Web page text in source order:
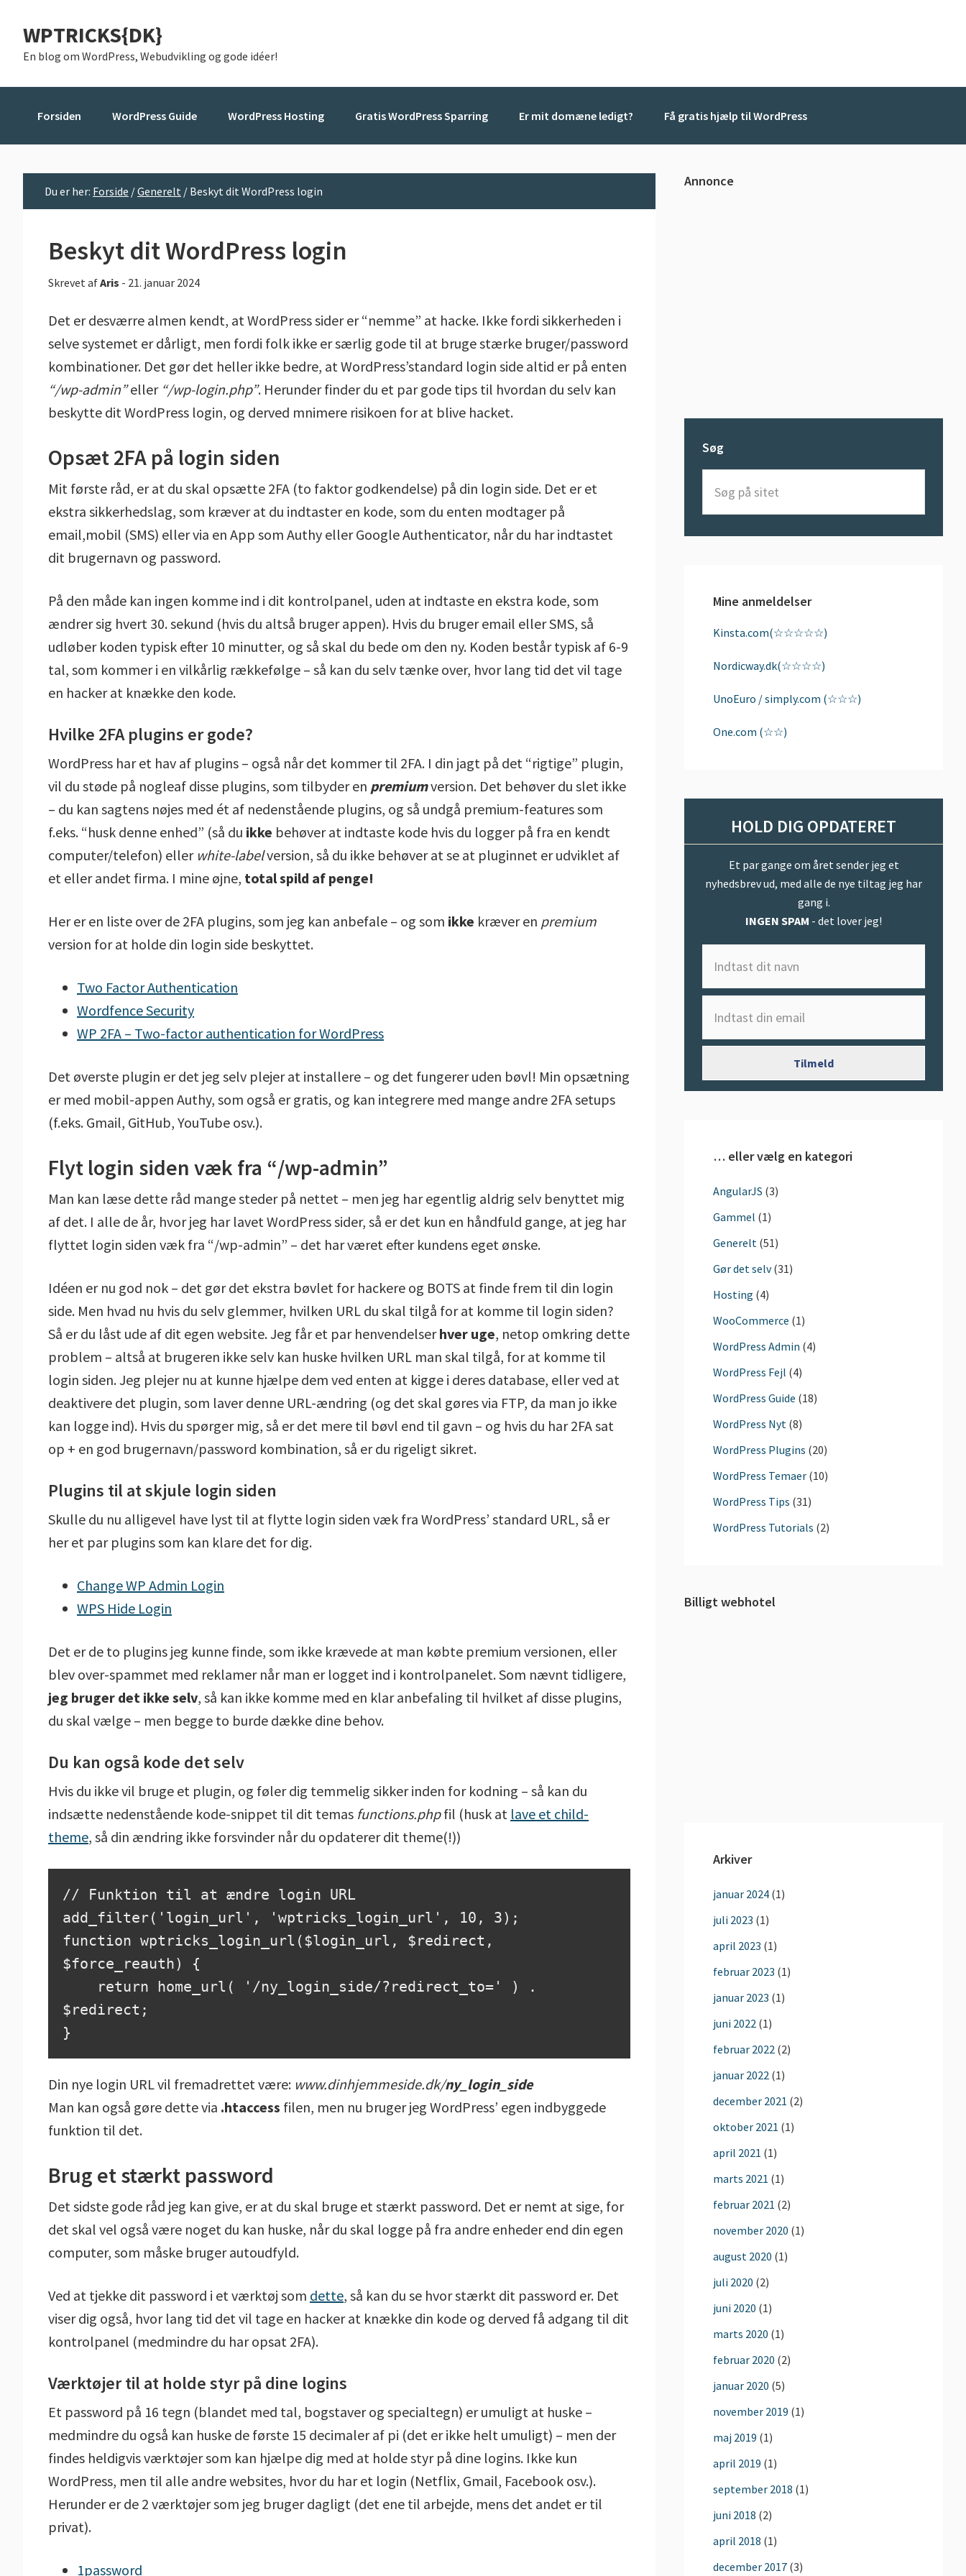
direkte
indhold
direkte
WPTRICKS{DK}
En blog om WordPress, Webudvikling og gode idéer!
Forsiden WordPress Guide WordPress Hosting Gratis WordPress Sparring Er mit domæne ledigt? Få gratis hjælp til WordPress
Du er her: Forside /Generelt / Beskyt dit WordPress login
Beskyt dit WordPress login
Skrevet afAris - 21. januar 2024
Det er desværre almen kendt, at WordPress sider er “nemme” at hacke. Ikke fordi sikkerheden i
selve systemet er dårligt, men fordi folk ikke er særlig gode til at bruge stærke bruger/password
kombinationer. Det gør det heller ikke bedre, at WordPress’standard login side altid er på enten
“/wp-admin”eller “/wp-login.php”. Herunder finder du et par gode tips til hvordan du selv kan
beskytte dit WordPress login, og derved mnimere risikoen for at blive hacket.
Opsæt 2FA på login siden
Mit første råd, er at du skal opsætte 2FA (to faktor godkendelse) på din login side. Det er et
ekstra sikkerhedslag, som kræver at du indtaster en kode, som du enten modtager på
email,mobil (SMS) eller via en App som Authy eller Google Authenticator, når du har indtastet
dit brugernavn og password.
På den måde kan ingen komme ind i dit kontrolpanel, uden at indtaste en ekstra kode, som
ændrer sig hvert 30. sekund (hvis du altså bruger appen). Hvis du bruger email eller SMS, så
udløber koden typisk efter 10 minutter, og så skal du bede om den ny. Koden består typisk af 6-9
tal, som kommer i en vilkårlig rækkefølge – så kan du selv tænke over, hvor lang tid det vil tage
en hacker at knække den kode.
Hvilke 2FA plugins er gode?
WordPress har et hav af plugins – også når det kommer til 2FA. I din jagt på det “rigtige” plugin,
vil du støde på nogleaf disse plugins, som tilbyder en premiumversion. Det behøver du slet ikke
– du kan sagtens nøjes med ét af nedenstående plugins, og så undgå premium-features som
f.eks. “husk denne enhed” (så du ikke behøver at indtaste kode hvis du logger på fra en kendt
computer/telefon) eller white-labelversion, så du ikke behøver at se at pluginnet er udviklet af
et eller andet firma. I mine øjne, total spild af penge!
Her er en liste over de 2FA plugins, som jeg kan anbefale – og som ikke kræver en premium
version for at holde din login side beskyttet.
Two Factor Authentication
Wordfence Security
WP 2FA – Two-factor authentication for WordPress
Det øverste plugin er det jeg selv plejer at installere – og det fungerer uden bøvl! Min opsætning
er med mobil-appen Authy, som også er gratis, og kan integrere med mange andre 2FA setups
(f.eks. Gmail, GitHub, YouTube osv.).
Flyt login siden væk fra “/wp-admin”
Man kan læse dette råd mange steder på nettet – men jeg har egentlig aldrig selv benyttet mig
af det. I alle de år, hvor jeg har lavet WordPress sider, så er det kun en håndfuld gange, at jeg har
flyttet login siden væk fra “/wp-admin” – det har været efter kundens eget ønske.
Idéen er nu god nok – det gør det ekstra bøvlet for hackere og BOTS at finde frem til din login
side. Men hvad nu hvis du selv glemmer, hvilken URL du skal tilgå for at komme til login siden?
Så er du låst ude af dit egen website. Jeg får et par henvendelserhver uge, netop omkring dette
problem – altså at brugeren ikke selv kan huske hvilken URL man skal tilgå, for at komme til
login siden. Jeg plejer nu at kunne hjælpe dem ved enten at kigge i deres database, eller ved at
deaktivere det plugin, som laver denne URL-ændring (og det skal gøres via FTP, da man jo ikke
kan logge ind). Hvis du spørger mig, så er det mere til bøvl end til gavn – og hvis du har 2FA sat
op + en god brugernavn/password kombination, så er du rigeligt sikret.
Plugins til at skjule login siden
Skulle du nu alligevel have lyst til at flytte login siden væk fra WordPress’ standard URL, så er
her et par plugins som kan klare det for dig.
Change WP Admin Login
WPS Hide Login
Det er de to plugins jeg kunne finde, som ikke krævede at man købte premium versionen, eller
blev over-spammet med reklamer når man er logget ind i kontrolpanelet. Som nævnt tidligere,
jeg bruger det ikke selv, så kan ikke komme med en klar anbefaling til hvilket af disse plugins,
du skal vælge – men begge to burde dække dine behov.
Du kan også kode det selv
Hvis du ikke vil bruge et plugin, og føler dig temmelig sikker inden for kodning – så kan du
indsætte nedenstående kode-snippet til dit temas functions.phpfil (husk at lave et child-
theme, så din ændring ikke forsvinder når du opdaterer dit theme(!))
// Funktion til at ændre login URL
add_filter('login_url', 'wptricks_login_url', 10, 3);
function wptricks_login_url($login_url, $redirect,
$force_reauth) {
$redirect;
}
Din nye login URL vil fremadrettet være: www.dinhjemmeside.dk/ny_login_side
Man kan også gøre dette via .htaccess filen, men nu bruger jeg WordPress’ egen indbyggede
funktion til det.
Brug et stærkt password
Det sidste gode råd jeg kan give, er at du skal bruge et stærkt password. Det er nemt at sige, for
det skal vel også være noget du kan huske, når du skal logge på fra andre enheder end din egen
computer, som måske bruger autoudfyld.
Ved at tjekke dit password i et værktøj som dette, så kan du se hvor stærkt dit password er. Det
viser dig også, hvor lang tid det vil tage en hacker at knække din kode og derved få adgang til dit
kontrolpanel (medmindre du har opsat 2FA).
Værktøjer til at holde styr på dine logins
Et password på 16 tegn (blandet med tal, bogstaver og specialtegn) er umuligt at huske –
medmindre du også kan huske de første 15 decimaler af pi (det er ikke helt umuligt) – men der
findes heldigvis værktøjer som kan hjælpe dig med at holde styr på dine logins. Ikke kun
WordPress, men til alle andre websites, hvor du har et login (Netflix, Gmail, Facebook osv.).
Herunder er de 2 værktøjer som jeg bruger dagligt (det ene til arbejde, mens det andet er til
privat).
1password
Primær
Annonce
Søg
sitet
Mine anmeldelser
Kinsta.com(☆☆☆☆☆)
Nordicway.dk(☆☆☆☆)
UnoEuro / simply.com (☆☆☆)
One.com (☆☆)
HOLD DIG OPDATERET
Et par gange om året sender jeg et
nyhedsbrev ud, med alle de nye tiltag jeg har
gang i.
INGEN SPAM - det lover jeg!
… eller vælg en kategori
AngularJS (3)
Gammel (1)
Generelt (51)
Gør det selv(31)
Hosting (4)
WooCommerce (1)
WordPress Admin (4)
WordPress Fejl (4)
WordPress Guide (18)
WordPress Nyt (8)
WordPress Plugins (20)
WordPress Temaer (10)
WordPress Tips (31)
WordPress Tutorials (2)
Billigt webhotel
Arkiver
januar 2024 (1)
juli 2023 (1)
april 2023 (1)
februar 2023 (1)
januar 2023 (1)
juni 2022 (1)
februar 2022 (2)
januar 2022 (1)
december 2021 (2)
oktober 2021 (1)
april 2021 (1)
marts 2021 (1)
februar 2021 (2)
november 2020 (1)
august 2020 (1)
juli 2020 (2)
juni 2020 (1)
marts 2020 (1)
februar 2020 (2)
januar 2020 (5)
november 2019 (1)
maj 2019 (1)
april 2019 (1)
september 2018 (1)
juni 2018 (2)
april 2018 (1)
december 2017 (3)